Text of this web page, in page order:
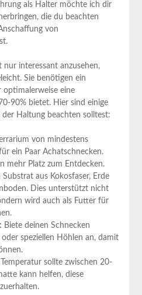
als Halter möchte ich dir
die du beachten
von
nur interessant anzusehen,
Sie benötigen ein
optimalerweise eine
90% bietet. Hier sind‌ einige⁤
Haltung beachten solltest:
von‍ mindestens
ein ​Paar Achatschnecken.
mehr Platz zum Entdecken.
Substrat aus Kokosfaser, Erde
⁢Dies‍ unterstützt nicht
wird auch als Futter für
⁤Biete deinen Schnecken
oder‌ speziellen Höhlen an, damit
sollte zwischen 20-
kann helfen, diese